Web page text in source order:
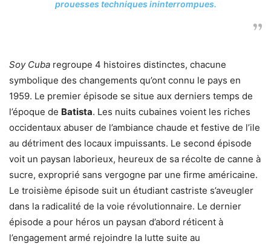
prouesses techniques ininterrompues.
Soy Cuba regroupe 4 histoires distinctes, chacune
symbolique des changements qu’ont connu le pays en
1959. Le premier épisode se situe aux derniers temps de
l’époque de Batista. Les nuits cubaines voient les riches
occidentaux abuser de l’ambiance chaude et festive de l’ile
au détriment des locaux impuissants. Le second épisode
voit un paysan laborieux, heureux de sa récolte de canne à
sucre, exproprié sans vergogne par une firme américaine.
Le troisième épisode suit un étudiant castriste s’aveugler
dans la radicalité de la voie révolutionnaire. Le dernier
épisode a pour héros un paysan d’abord réticent à
l’engagement armé rejoindre la lutte suite au